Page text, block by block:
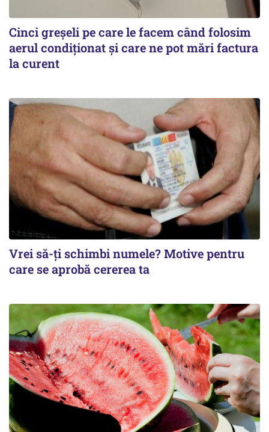
Cinci greșeli pe care le facem când folosim
aerul condiționat și care ne pot mări factura
la curent
Vrei să-ți schimbi numele? Motive pentru
care se aprobă cererea ta